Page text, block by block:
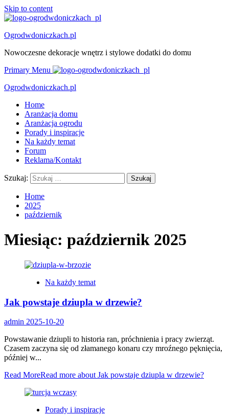
Skip to content
Ogrodwdoniczkach.pl
Nowoczesne dekoracje wnętrz i stylowe dodatki do domu
Primary Menu
Ogrodwdoniczkach.pl
Home
Aranżacja domu
Aranżacja ogrodu
Porady i inspiracje
Na każdy temat
Forum
Reklama/Kontakt
Szukaj:
Home
2025
październik
Miesiąc: październik 2025
Na każdy temat
Jak powstaje dziupla w drzewie?
admin 2025-10-20
Powstawanie dziupli to historia ran, próchnienia i pracy zwierząt.
Czasem zaczyna się od złamanego konaru czy mroźnego pęknięcia,
później w...
Read MoreRead more about Jak powstaje dziupla w drzewie?
Porady i inspiracje